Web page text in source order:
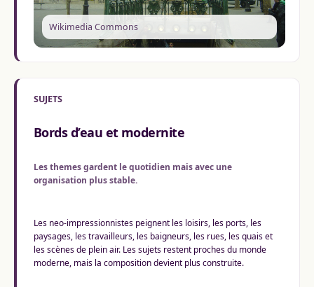
Wikimedia Commons
SUJETS
Bords d’eau et modernite
Les themes gardent le quotidien mais avec une
organisation plus stable.
Les neo-impressionnistes peignent les loisirs, les ports, les
paysages, les travailleurs, les baigneurs, les rues, les quais et
les scènes de plein air. Les sujets restent proches du monde
moderne, mais la composition devient plus construite.